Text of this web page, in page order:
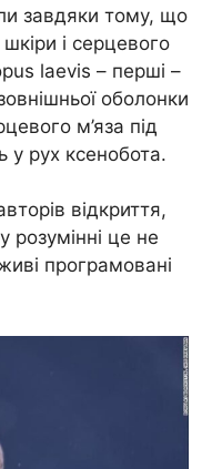
завдяки тому, що
шкіри і серцевого
laevis – перші –
оболонки
м’яза під
у рух ксенобота.
відкриття,
розумінні це не
програмовані